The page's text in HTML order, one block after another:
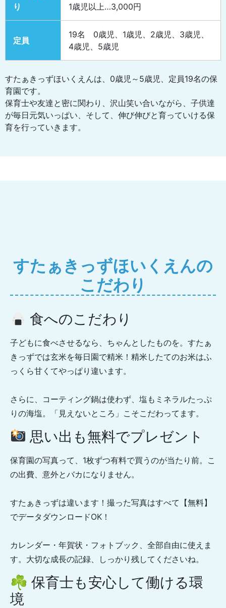
り
1歳児以上…3,000円
定員
19名 0歳児、1歳児、2歳児、3歳児、
4歳児、5歳児
すたぁきっずほいくえんは、0歳児～5歳児、定員19名の保
育園です。
保育士や友達と密に関わり、沢山笑い合いながら、子供達
が毎日元気いっぱい、そして、伸び伸びと育っていける保
育を行っていきます。
すたぁきっずほいくえんの
こだわり
食へのこだわり
子どもに食べさせるなら、ちゃんとしたものを。すたぁ
きっずでは玄米を毎日園で精米！精米したてのお米はふ
っくら甘くてやっぱり違います。
さらに、コーティング鍋は使わず、塩もミネラルたっぷ
りの海塩。「見えないところ」こそこだわってます。
思い出も無料でプレゼント
保育園の写真って、1枚ずつ有料で買うのが当たり前。こ
の出費、意外とバカになりません。
すたぁきっずは違います！撮った写真はすべて【無料】
でデータダウンロードOK！
カレンダー・年賀状・フォトブック、全部自由に使えま
す。大切な成長の記録、しっかり残してくださいね。
☘ 保育士も安心して働ける環
境